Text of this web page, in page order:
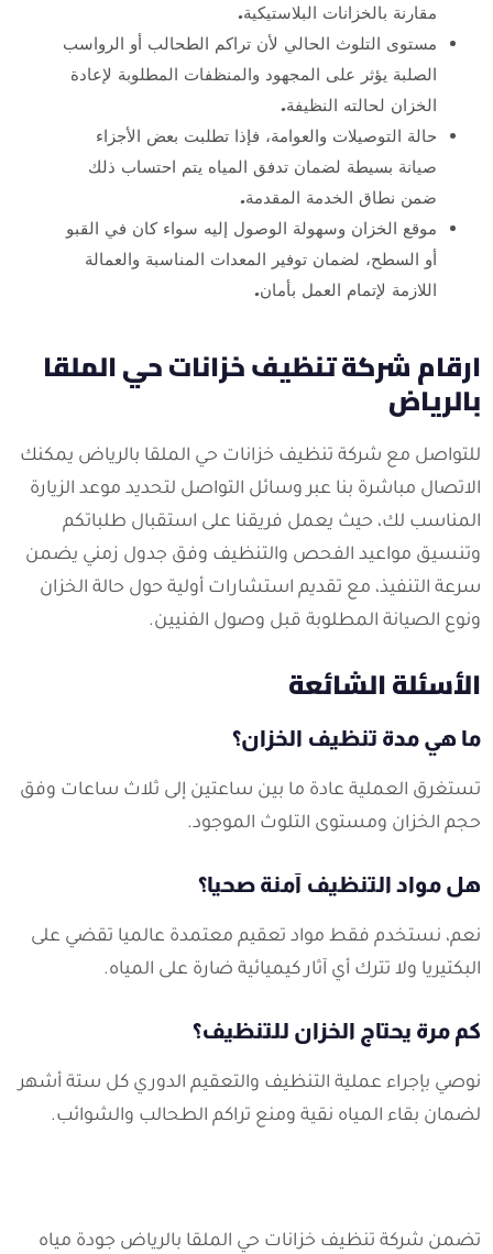
مقارنة بالخزانات البلاستيكية.
مستوى التلوث الحالي لأن تراكم الطحالب أو الرواسب
الصلبة يؤثر على المجهود والمنظفات المطلوبة لإعادة
الخزان لحالته النظيفة.
حالة التوصيلات والعوامة، فإذا تطلبت بعض الأجزاء
صيانة بسيطة لضمان تدفق المياه يتم احتساب ذلك
ضمن نطاق الخدمة المقدمة.
موقع الخزان وسهولة الوصول إليه سواء كان في القبو
أو السطح، لضمان توفير المعدات المناسبة والعمالة
اللازمة لإتمام العمل بأمان.
ارقام شركة تنظيف خزانات حي الملقا
بالرياض
للتواصل مع شركة تنظيف خزانات حي الملقا بالرياض يمكنك
الاتصال مباشرة بنا عبر وسائل التواصل لتحديد موعد الزيارة
المناسب لك، حيث يعمل فريقنا على استقبال طلباتكم
وتنسيق مواعيد الفحص والتنظيف وفق جدول زمني يضمن
سرعة التنفيذ، مع تقديم استشارات أولية حول حالة الخزان
ونوع الصيانة المطلوبة قبل وصول الفنيين.
الأسئلة الشائعة
ما هي مدة تنظيف الخزان؟
تستغرق العملية عادة ما بين ساعتين إلى ثلاث ساعات وفق
حجم الخزان ومستوى التلوث الموجود.
هل مواد التنظيف آمنة صحيا؟
نعم، نستخدم فقط مواد تعقيم معتمدة عالميا تقضي على
البكتيريا ولا تترك أي آثار كيميائية ضارة على المياه.
كم مرة يحتاج الخزان للتنظيف؟
نوصي بإجراء عملية التنظيف والتعقيم الدوري كل ستة أشهر
لضمان بقاء المياه نقية ومنع تراكم الطحالب والشوائب.
تضمن شركة تنظيف خزانات حي الملقا بالرياض جودة مياه